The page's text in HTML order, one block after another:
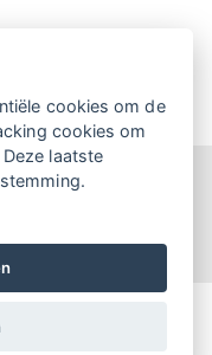
UP-TO-DATE
Voorwaarden
cookies om de
cookies om
laatste